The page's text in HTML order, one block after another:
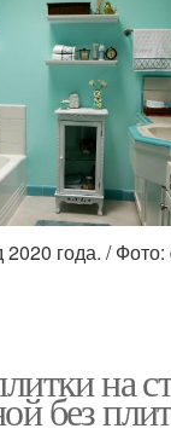
года. /
на
без